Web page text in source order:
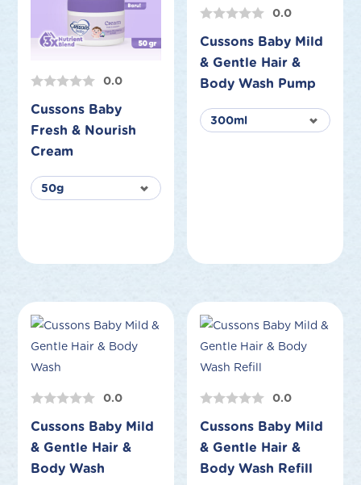
0.0
Cussons Baby
Fresh & Nourish
Cream
0.0
Cussons Baby Mild
& Gentle Hair &
Body Wash Pump
0.0
Cussons Baby Mild
& Gentle Hair &
Body Wash
0.0
Cussons Baby Mild
& Gentle Hair &
Body Wash Refill